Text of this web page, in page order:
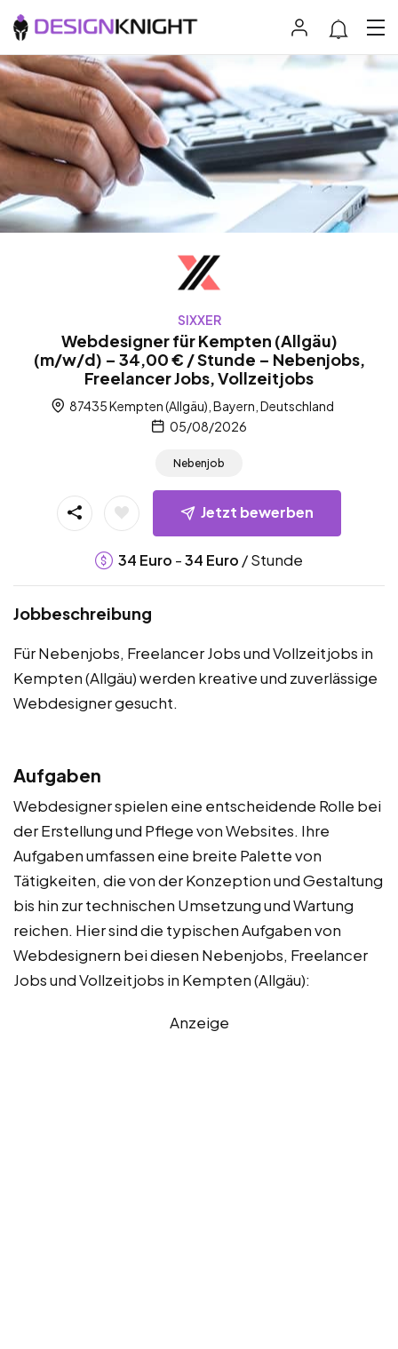
SIXXER
Webdesigner für Kempten (Allgäu)
(m/w/d) – 34,00 € / Stunde – Nebenjobs,
Freelancer Jobs, Vollzeitjobs
87435 Kempten (Allgäu), Bayern, Deutschland
05/08/2026
Nebenjob
Jetzt bewerben
34 Euro -34 Euro / Stunde
Jobbeschreibung
Für Nebenjobs, Freelancer Jobs und Vollzeitjobs in
Kempten (Allgäu) werden kreative und zuverlässige
Webdesigner gesucht.
Aufgaben
Webdesigner spielen eine entscheidende Rolle bei
der Erstellung und Pflege von Websites. Ihre
Aufgaben umfassen eine breite Palette von
Tätigkeiten, die von der Konzeption und Gestaltung
bis hin zur technischen Umsetzung und Wartung
reichen. Hier sind die typischen Aufgaben von
Webdesignern bei diesen Nebenjobs, Freelancer
Jobs und Vollzeitjobs in Kempten (Allgäu):
Anzeige